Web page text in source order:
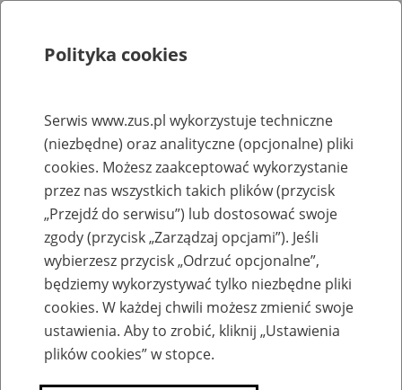
Rejestry, ewidencje i archiwa
Baza zlikwidowanych lub
przekształconych zakładów pracy
Nazwa zakładu pracy:
SZUKAJ
Polityka cookies
Serwis www.zus.pl wykorzystuje techniczne
(niezbędne) oraz analityczne (opcjonalne) pliki
cookies. Możesz zaakceptować wykorzystanie
przez nas wszystkich takich plików (przycisk
„Przejdź do serwisu”) lub dostosować swoje
zgody (przycisk „Zarządzaj opcjami”). Jeśli
wybierzesz przycisk „Odrzuć opcjonalne”,
będziemy wykorzystywać tylko niezbędne pliki
cookies. W każdej chwili możesz zmienić swoje
ustawienia. Aby to zrobić, kliknij „Ustawienia
plików cookies” w stopce.